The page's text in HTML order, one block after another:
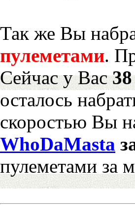
Так же Вы
пулеметами.
Сейчас у Вас
осталось
скоростью Вы
WhoDaMasta
пулеметами за